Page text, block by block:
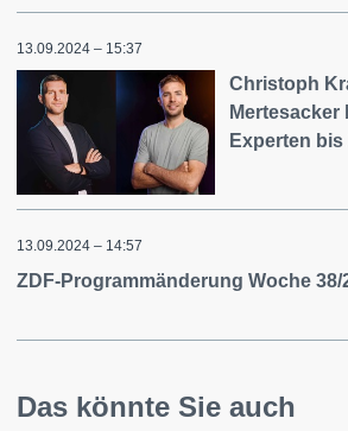
13.09.2024 – 15:37
Christoph
Mertesacker
Experten bis
13.09.2024 – 14:57
ZDF-Programmänderung Woche 38/
Das könnte Sie auch